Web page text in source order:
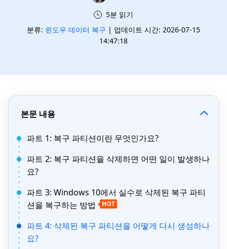
5분 읽기
분류: 윈도우 데이터 복구 | 업데이트 시간: 2026-07-15
14:47:18
본문 내용
파트 1: 복구 파티션이란 무엇인가요?
파트 2: 복구 파티션을 삭제하면 어떤 일이 발생하나
요?
파트 3: Windows 10에서 실수로 삭제된 복구 파티
션을 복구하는 방법
HOT
파트 4: 삭제된 복구 파티션을 어떻게 다시 생성하나
요?